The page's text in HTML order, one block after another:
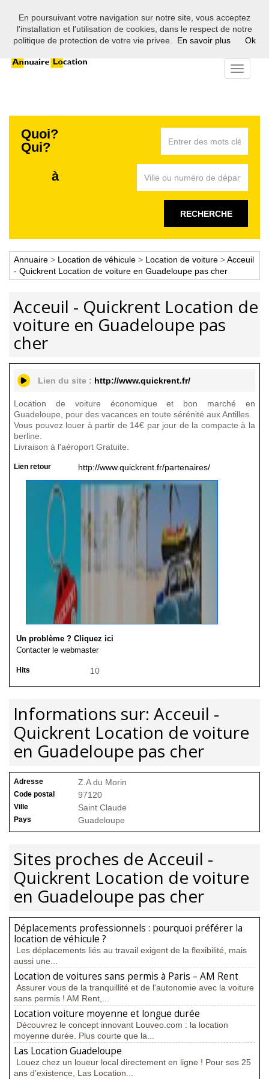
Bienvenue sur l'annuaire des professionnels de la location en
France
Toggle
Quoi?
Qui?
à
RECHERCHE
Annuaire > Location de véhicule > Location de voiture >Acceuil
- Quickrent Location de voiture en Guadeloupe pas cher
Acceuil - Quickrent Location de
voiture en Guadeloupe pas
cher
Lien du site : http://www.quickrent.fr/
Location de voiture économique et bon marché en
Guadeloupe, pour des vacances en toute sérénité aux Antilles.
Vous pouvez louer à partir de 14€ par jour de la compacte à la
berline.
Livraison à l'aéroport Gratuite.
Lien retour http://www.quickrent.fr/partenaires/
Un problème ? Cliquez ici
Contacter le webmaster
Hits 10
Informations sur: Acceuil -
Quickrent Location de voiture
en Guadeloupe pas cher
Adresse Z.A du Morin
Code postal 97120
Ville Saint Claude
Pays Guadeloupe
Sites proches de Acceuil -
Quickrent Location de voiture
en Guadeloupe pas cher
Déplacements professionnels : pourquoi préférer la
location de véhicule ?
Les déplacements liés au travail exigent de la flexibilité, mais
aussi une...
Location de voitures sans permis à Paris – AM Rent
Assurer vous de la tranquillité et de l'autonomie avec la voiture
sans permis ! AM Rent,...
Location voiture moyenne et longue durée
Découvrez le concept innovant Louveo.com : la location
moyenne durée. Plus courte que la...
Las Location Guadeloupe
Louez chez un loueur local directement en ligne ! Pour ses 25
ans d’existence, Las Location...
En poursuivant votre navigation sur notre site, vous acceptez
l'installation et l'utilisation de cookies, dans le respect de notre
politique de protection de votre vie privee.
En savoir plus Ok